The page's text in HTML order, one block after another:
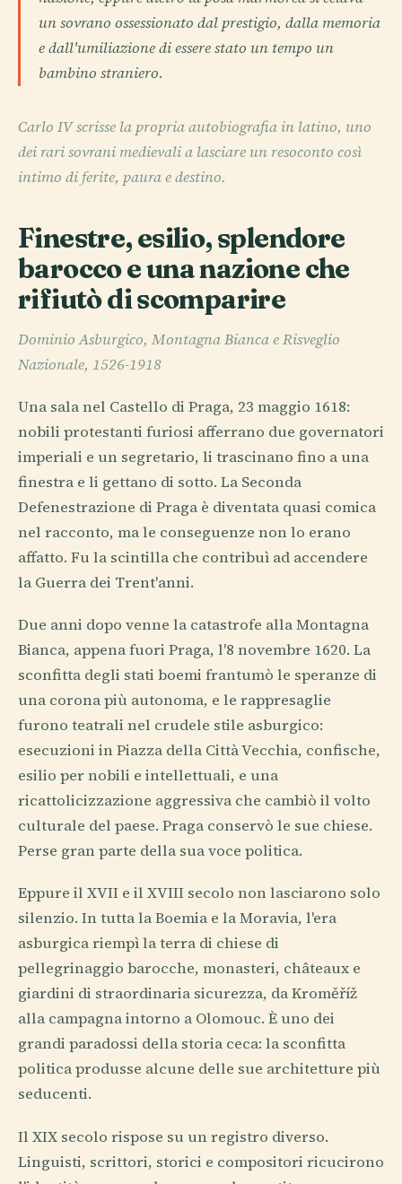
un sovrano ossessionato dal prestigio, dalla memoria
e dall'umiliazione di essere stato un tempo un
bambino straniero.
Carlo IV scrisse la propria autobiografia in latino, uno
dei rari sovrani medievali a lasciare un resoconto così
intimo di ferite, paura e destino.
Finestre, esilio, splendore
barocco e una nazione che
rifiutò di scomparire
Dominio Asburgico, Montagna Bianca e Risveglio
Nazionale, 1526-1918
Una sala nel Castello di Praga, 23 maggio 1618:
nobili protestanti furiosi afferrano due governatori
imperiali e un segretario, li trascinano fino a una
finestra e li gettano di sotto. La Seconda
Defenestrazione di Praga è diventata quasi comica
nel racconto, ma le conseguenze non lo erano
affatto. Fu la scintilla che contribuì ad accendere
la Guerra dei Trent'anni.
Due anni dopo venne la catastrofe alla Montagna
Bianca, appena fuori Praga, l'8 novembre 1620. La
sconfitta degli stati boemi frantumò le speranze di
una corona più autonoma, e le rappresaglie
furono teatrali nel crudele stile asburgico:
esecuzioni in Piazza della Città Vecchia, confische,
esilio per nobili e intellettuali, e una
ricattolicizzazione aggressiva che cambiò il volto
culturale del paese. Praga conservò le sue chiese.
Perse gran parte della sua voce politica.
Eppure il XVII e il XVIII secolo non lasciarono solo
silenzio. In tutta la Boemia e la Moravia, l'era
asburgica riempì la terra di chiese di
pellegrinaggio barocche, monasteri, châteaux e
giardini di straordinaria sicurezza, da Kroměříž
alla campagna intorno a Olomouc. È uno dei
grandi paradossi della storia ceca: la sconfitta
politica produsse alcune delle sue architetture più
seducenti.
Il XIX secolo rispose su un registro diverso.
Linguisti, scrittori, storici e compositori ricucirono